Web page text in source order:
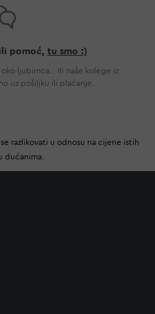
pomoć, tu smo :)
ljubimca... Ili naše kolege iz
uz pošiljku ili plaćanje.
razlikovati u odnosu na cijene istih
dućanima.